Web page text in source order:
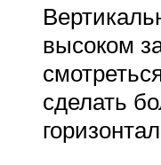
высоком
сделать